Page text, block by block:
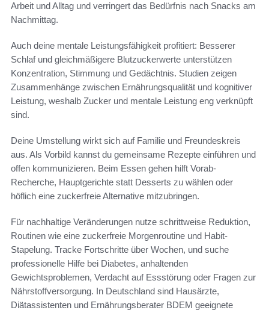
Arbeit und Alltag und verringert das Bedürfnis nach Snacks am
Nachmittag.
Auch deine mentale Leistungsfähigkeit profitiert: Besserer
Schlaf und gleichmäßigere Blutzuckerwerte unterstützen
Konzentration, Stimmung und Gedächtnis. Studien zeigen
Zusammenhänge zwischen Ernährungsqualität und kognitiver
Leistung, weshalb Zucker und mentale Leistung eng verknüpft
sind.
Deine Umstellung wirkt sich auf Familie und Freundeskreis
aus. Als Vorbild kannst du gemeinsame Rezepte einführen und
offen kommunizieren. Beim Essen gehen hilft Vorab-
Recherche, Hauptgerichte statt Desserts zu wählen oder
höflich eine zuckerfreie Alternative mitzubringen.
Für nachhaltige Veränderungen nutze schrittweise Reduktion,
Routinen wie eine zuckerfreie Morgenroutine und Habit-
Stapelung. Tracke Fortschritte über Wochen, und suche
professionelle Hilfe bei Diabetes, anhaltenden
Gewichtsproblemen, Verdacht auf Essstörung oder Fragen zur
Nährstoffversorgung. In Deutschland sind Hausärzte,
Diätassistenten und Ernährungsberater BDEM geeignete